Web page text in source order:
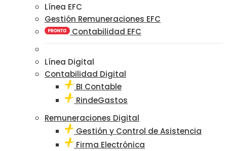
Línea EFC
Gestión Remuneraciones EFC
Contabilidad EFC
Línea Digital
Contabilidad Digital
BI Contable
RindeGastos
Remuneraciones Digital
Gestión y Control de Asistencia
Firma Electrónica